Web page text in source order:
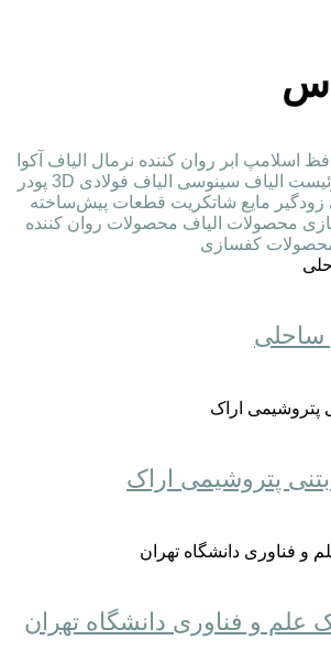
اسلامپ ابر روان کننده نرمال الیاف آکوا
الیاف سینوسی الیاف فولادی 3D
پودر
زودگیر مایع شاتکریت قطعات پیش‌ساخته
محصولات الیاف محصولات روان کننده
کفسازی
ساحلی
پتروشیمی اراک
علم و فناوری دانشگاه تهران